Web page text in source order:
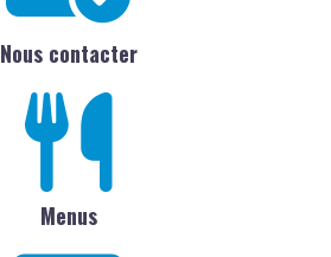
Nous contacter
Menus